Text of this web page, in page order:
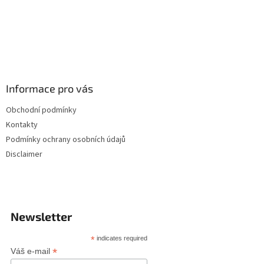
Informace pro vás
Obchodní podmínky
Kontakty
Podmínky ochrany osobních údajů
Disclaimer
Newsletter
* indicates required
Váš e-mail *